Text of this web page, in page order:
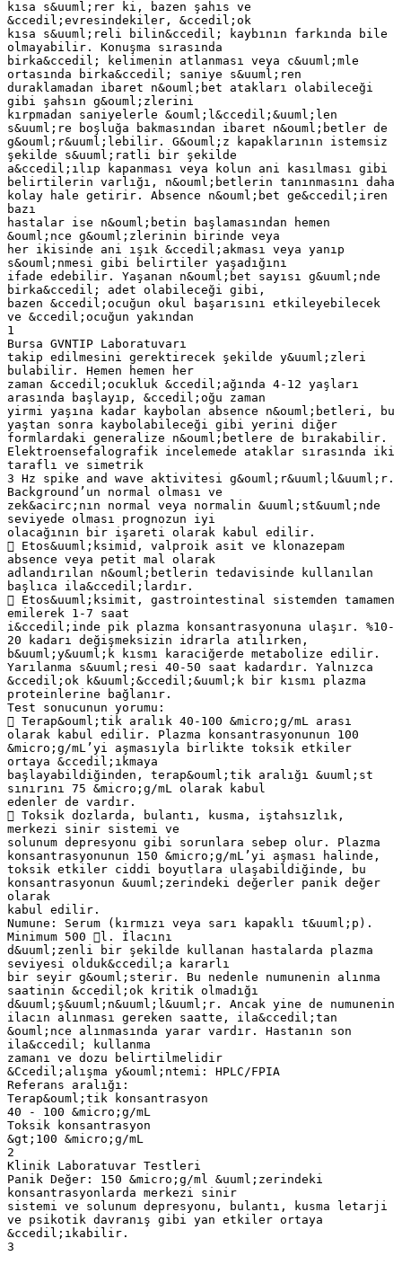
kısa s&uuml;rer ki, bazen şahıs ve
&ccedil;evresindekiler, &ccedil;ok
kısa s&uuml;reli bilin&ccedil; kaybının farkında bile
olmayabilir. Konuşma sırasında
birka&ccedil; kelimenin atlanması veya c&uuml;mle
ortasında birka&ccedil; saniye s&uuml;ren
duraklamadan ibaret n&ouml;bet atakları olabileceği
gibi şahsın g&ouml;zlerini
kırpmadan saniyelerle &ouml;l&ccedil;&uuml;len
s&uuml;re boşluğa bakmasından ibaret n&ouml;betler de
g&ouml;r&uuml;lebilir. G&ouml;z kapaklarının istemsiz
şekilde s&uuml;ratli bir şekilde
a&ccedil;ılıp kapanması veya kolun ani kasılması gibi
belirtilerin varlığı, n&ouml;betlerin tanınmasını daha
kolay hale getirir. Absence n&ouml;bet ge&ccedil;iren
bazı
hastalar ise n&ouml;betin başlamasından hemen
&ouml;nce g&ouml;zlerinin birinde veya
her ikisinde ani ışık &ccedil;akması veya yanıp
s&ouml;nmesi gibi belirtiler yaşadığını
ifade edebilir. Yaşanan n&ouml;bet sayısı g&uuml;nde
birka&ccedil; adet olabileceği gibi,
bazen &ccedil;ocuğun okul başarısını etkileyebilecek
ve &ccedil;ocuğun yakından
1
Bursa GVNTIP Laboratuvarı
takip edilmesini gerektirecek şekilde y&uuml;zleri
bulabilir. Hemen hemen her
zaman &ccedil;ocukluk &ccedil;ağında 4-12 yaşları
arasında başlayıp, &ccedil;oğu zaman
yirmi yaşına kadar kaybolan absence n&ouml;betleri, bu
yaştan sonra kaybolabileceği gibi yerini diğer
formlardaki generalize n&ouml;betlere de bırakabilir.
Elektroensefalografik incelemede ataklar sırasında iki
taraflı ve simetrik
3 Hz spike and wave aktivitesi g&ouml;r&uuml;l&uuml;r.
Background’un normal olması ve
zek&acirc;nın normal veya normalin &uuml;st&uuml;nde
seviyede olması prognozun iyi
olacağının bir işareti olarak kabul edilir.
 Etos&uuml;ksimid, valproik asit ve klonazepam
absence veya petit mal olarak
adlandırılan n&ouml;betlerin tedavisinde kullanılan
başlıca ila&ccedil;lardır.
 Etos&uuml;ksimit, gastrointestinal sistemden tamamen
emilerek 1-7 saat
i&ccedil;inde pik plazma konsantrasyonuna ulaşır. %10-
20 kadarı değişmeksizin idrarla atılırken,
b&uuml;y&uuml;k kısmı karaciğerde metabolize edilir.
Yarılanma s&uuml;resi 40-50 saat kadardır. Yalnızca
&ccedil;ok k&uuml;&ccedil;&uuml;k bir kısmı plazma
proteinlerine bağlanır.
Test sonucunun yorumu:
 Terap&ouml;tik aralık 40-100 &micro;g/mL arası
olarak kabul edilir. Plazma konsantrasyonunun 100
&micro;g/mL’yi aşmasıyla birlikte toksik etkiler
ortaya &ccedil;ıkmaya
başlayabildiğinden, terap&ouml;tik aralığı &uuml;st
sınırını 75 &micro;g/mL olarak kabul
edenler de vardır.
 Toksik dozlarda, bulantı, kusma, iştahsızlık,
merkezi sinir sistemi ve
solunum depresyonu gibi sorunlara sebep olur. Plazma
konsantrasyonunun 150 &micro;g/mL’yi aşması halinde,
toksik etkiler ciddi boyutlara ulaşabildiğinde, bu
konsantrasyonun &uuml;zerindeki değerler panik değer
olarak
kabul edilir.
Numune: Serum (kırmızı veya sarı kapaklı t&uuml;p).
Minimum 500 l. İlacını
d&uuml;zenli bir şekilde kullanan hastalarda plazma
seviyesi olduk&ccedil;a kararlı
bir seyir g&ouml;sterir. Bu nedenle numunenin alınma
saatinin &ccedil;ok kritik olmadığı
d&uuml;ş&uuml;n&uuml;l&uuml;r. Ancak yine de numunenin
ilacın alınması gereken saatte, ila&ccedil;tan
&ouml;nce alınmasında yarar vardır. Hastanın son
ila&ccedil; kullanma
zamanı ve dozu belirtilmelidir
&Ccedil;alışma y&ouml;ntemi: HPLC/FPIA
Referans aralığı:
Terap&ouml;tik konsantrasyon
40 - 100 &micro;g/mL
Toksik konsantrasyon
&gt;100 &micro;g/mL
2
Klinik Laboratuvar Testleri
Panik Değer: 150 &micro;g/ml &uuml;zerindeki
konsantrasyonlarda merkezi sinir
sistemi ve solunum depresyonu, bulantı, kusma letarji
ve psikotik davranış gibi yan etkiler ortaya
&ccedil;ıkabilir.